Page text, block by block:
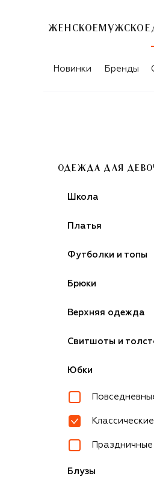
ЖЕНСКОЕ МУЖСКОЕ
БОРДОВЫЕ
Новинки Бренды
ОДЕЖДА ДЛЯ
Школа
Платья
Футболки и топы
Брюки
Верхняя одежда
Свитшоты и
Юбки
Классические
Праздничные
Блузы